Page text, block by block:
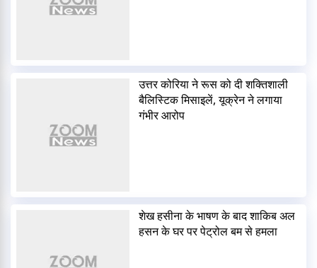
उत्तर कोरिया ने रूस को दी शक्तिशाली
बैलिस्टिक मिसाइलें, यूक्रेन ने लगाया
गंभीर आरोप
शेख हसीना के भाषण के बाद शाकिब अल
हसन के घर पर पेट्रोल बम से हमला